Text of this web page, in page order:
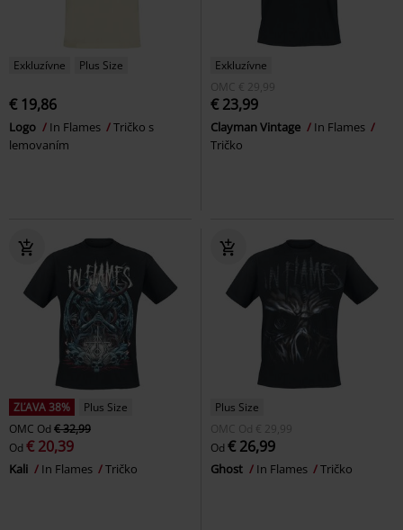
Exkluzívne Plus Size
€ 19,86
Logo In Flames
Tričko s
lemovaním
Exkluzívne
OMC € 29,99
€ 23,99
Clayman Vintage
In Flames
Tričko
ZĽAVA 38%
Plus Size
OMC Od € 32,99
Od € 20,39
Kali In Flames Tričko
Plus Size
OMC Od € 29,99
Od € 26,99
Ghost In Flames Tričko